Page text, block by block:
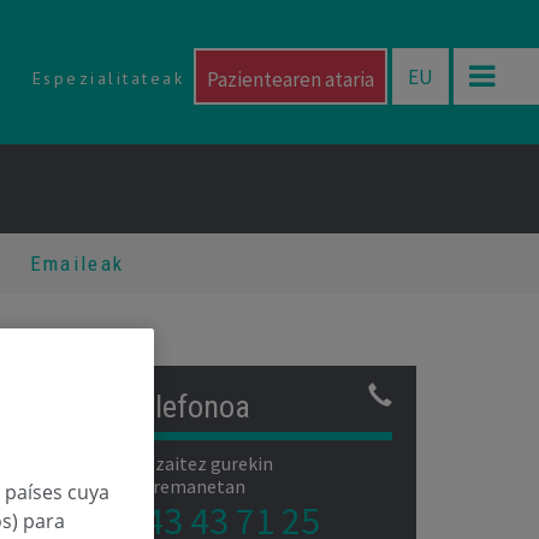
Espezialitateak Pazientearen ataria EU
Emaileak
Telefonoa
Jar zaitez gurekin
harremanetan
943 43 71 25
cuya
para